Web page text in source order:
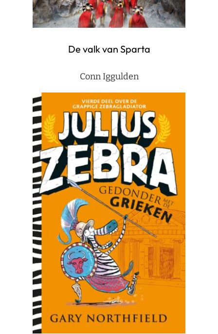
De valk van Sparta
Conn Iggulden